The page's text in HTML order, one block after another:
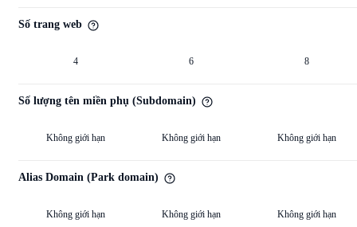
Số trang web
4 6 8
Số lượng tên miền phụ (Subdomain)
Không giới hạn Không giới hạn Không giới hạn
Alias Domain (Park domain)
Không giới hạn Không giới hạn Không giới hạn